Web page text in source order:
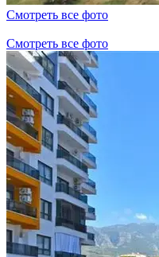
Смотреть все фото
Смотреть все фото